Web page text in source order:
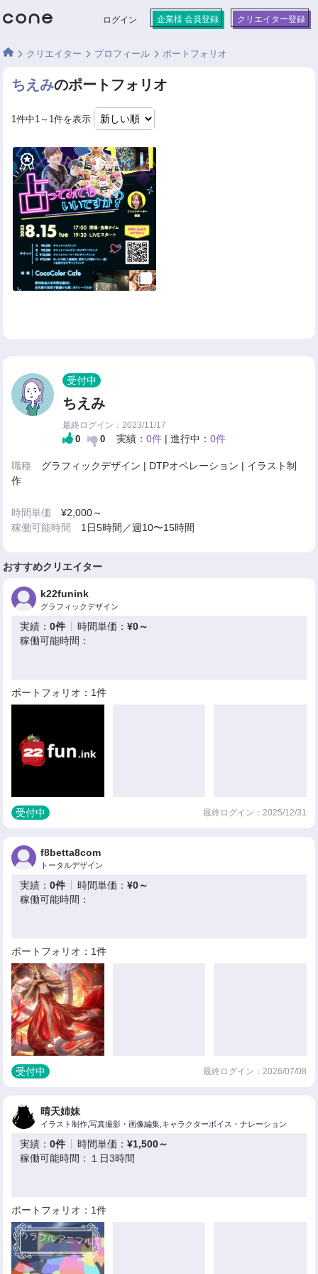
ログイン 企業様 会員登録 クリエイター登録
クリエイター プロフィール ポートフォリオ
ちえみのポートフォリオ
1件中1～1件を表示
受付中
ちえみ
最終ログイン：2023/11/17
0 0 実績：0件 | 進行中：0件
職種 グラフィックデザイン | DTPオペレーション | イラスト制
作
時間単価¥2,000～
稼働可能時間 1日5時間／週10〜15時間
おすすめクリエイター
k22funink
グラフィックデザイン
実績：0件 時間単価：¥0～
稼働可能時間：
ポートフォリオ：1件
受付中 最終ログイン：2025/12/31
f8betta8com
トータルデザイン
実績：0件 時間単価：¥0～
稼働可能時間：
ポートフォリオ：1件
受付中 最終ログイン：2026/07/08
晴天姉妹
イラスト制作,写真撮影・画像編集,キャラクターボイス・ナレーション
実績：0件 時間単価：¥1,500～
稼働可能時間：１日3時間
ポートフォリオ：1件